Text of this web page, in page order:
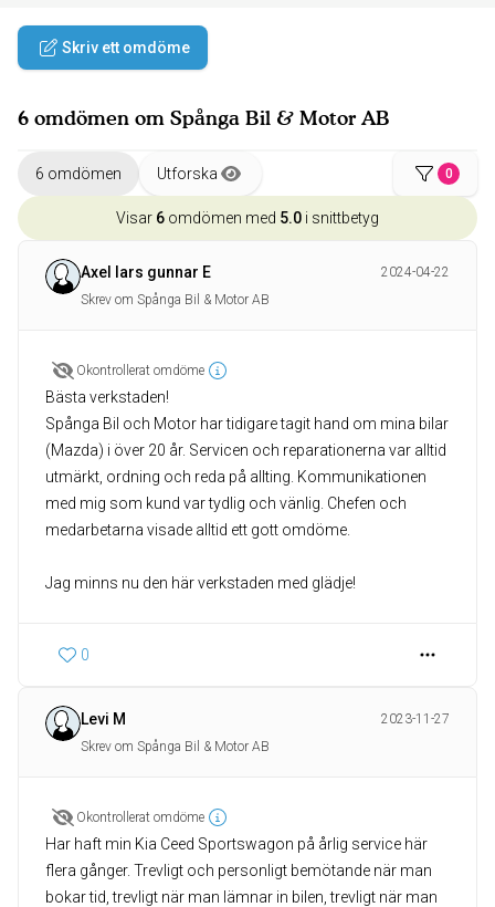
Skriv ett omdöme
6 omdömen om Spånga Bil & Motor AB
6 omdömen Utforska 0
Visar 6 omdömen med 5.0 i snittbetyg
Axel lars gunnar E
2024-04-22
Skrev om Spånga Bil & Motor AB
Okontrollerat omdöme
Bästa verkstaden!
Spånga Bil och Motor har tidigare tagit hand om mina bilar
(Mazda) i över 20 år. Servicen och reparationerna var alltid
utmärkt, ordning och reda på allting. Kommunikationen
med mig som kund var tydlig och vänlig. Chefen och
medarbetarna visade alltid ett gott omdöme.
Jag minns nu den här verkstaden med glädje!
0
Levi M
2023-11-27
Skrev om Spånga Bil & Motor AB
Okontrollerat omdöme
Har haft min Kia Ceed Sportswagon på årlig service här
flera gånger. Trevligt och personligt bemötande när man
bokar tid, trevligt när man lämnar in bilen, trevligt när man